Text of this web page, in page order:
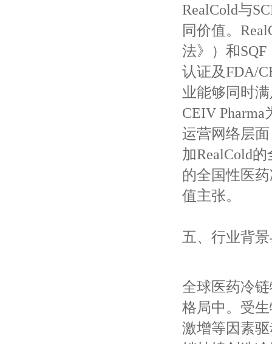
RealCold与
同价值。
法》）和
认证及FDA/
业能够同时
CEIV
运营网络层
加RealCold
的全国性医
值主张。
五、行业背
全球医药冷
格局中。受
激增等因素